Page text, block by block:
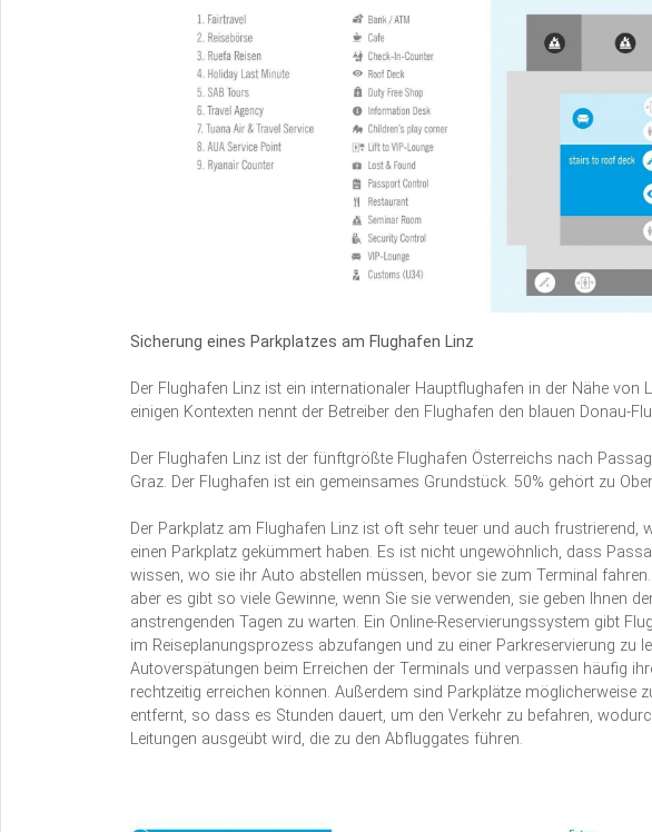
Sicherung eines Parkplatzes am Flughafen Linz
Der Flughafen Linz ist ein internationaler Hauptflughafen in der Nähe von
einigen Kontexten nennt der Betreiber den Flughafen den blauen Donau-
Der Flughafen Linz ist der fünftgrößte Flughafen Österreichs nach
Graz. Der Flughafen ist ein gemeinsames Grundstück. 50% gehört zu
Der Parkplatz am Flughafen Linz ist oft sehr teuer und auch frustrierend,
einen Parkplatz gekümmert haben. Es ist nicht ungewöhnlich, dass
wissen, wo sie ihr Auto abstellen müssen, bevor sie zum Terminal
aber es gibt so viele Gewinne, wenn Sie sie verwenden, sie geben Ihnen
anstrengenden Tagen zu warten. Ein Online-Reservierungssystem gibt
im Reiseplanungsprozess abzufangen und zu einer Parkreservierung zu
Autoverspätungen beim Erreichen der Terminals und verpassen häufig
rechtzeitig erreichen können. Außerdem sind Parkplätze möglicherweise
entfernt, so dass es Stunden dauert, um den Verkehr zu befahren,
Leitungen ausgeübt wird, die zu den Abfluggates führen.